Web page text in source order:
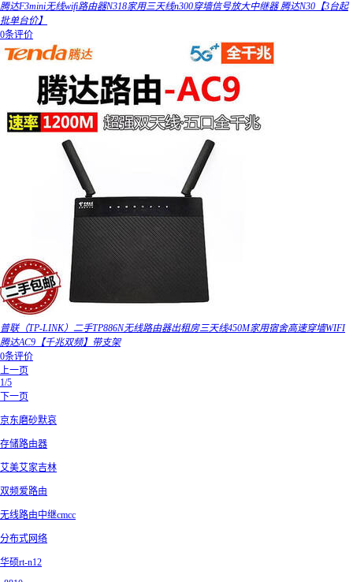
腾达F3mini无线wifi路由器N318家用三天线n300穿墙信号放大中继器 腾达N30【3台起
批单台价】
0条评价
普联（TP-LINK）二手TP886N无线路由器出租房三天线450M家用宿舍高速穿墙WIFI
腾达AC9【千兆双频】带支架
0条评价
上一页
1/5
下一页
京东磨砂默哀
存储路由器
艾美艾家吉林
双频爱路由
无线路由中继cmcc
分布式网络
华硕rt-n12